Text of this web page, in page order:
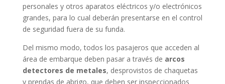
personales y otros aparatos eléctricos y/o electrónicos
grandes, para lo cual deberán presentarse en el control
de seguridad fuera de su funda.
Del mismo modo, todos los pasajeros que acceden al
área de embarque deben pasar a través de arcos
detectores de metales, desprovistos de chaquetas
y prendas de abrigo, que deben ser inspeccionados